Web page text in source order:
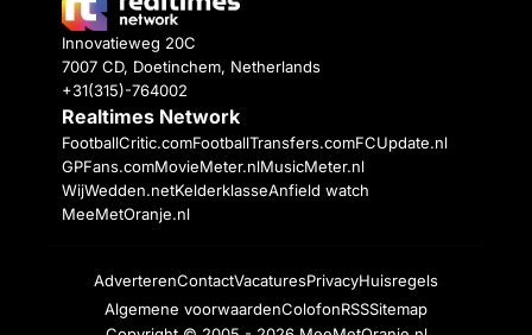
Innovatieweg 20C
7007 CD, Doetinchem, Netherlands
+31(315)-764002
Realtimes Network
FootballCritic.comFootballTransfers.comFCUpdate.nl
GPFans.comMovieMeter.nlMusicMeter.nl
WijWedden.netKelderklasseAnfield watch
MeeMetOranje.nl
AdverterenContactVacaturesPrivacyHuisregels
Algemene voorwaardenColofonRSSSitemap